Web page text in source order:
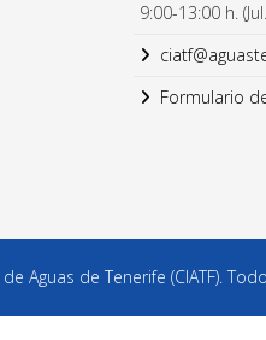
9:00-13:00 h.
Formulario
Aguas de Tenerife (CIATF).